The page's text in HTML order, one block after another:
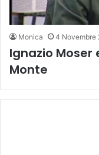
Monica 4 Novembre
Ignazio Moser
Monte